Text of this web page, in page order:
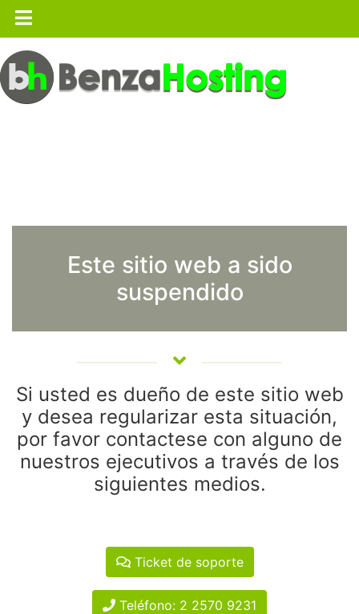
Este sitio web a sido
suspendido
Si usted es dueño de este sitio web
y desea regularizar esta situación,
por favor contactese con alguno de
nuestros ejecutivos a través de los
siguientes medios.
Ticket de soporte
Teléfono: 2 2570 9231